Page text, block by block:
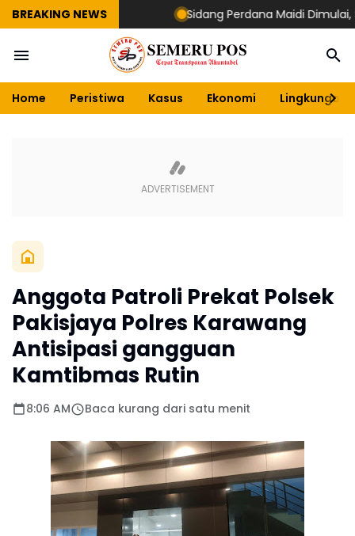
BREAKING NEWS Sidang Perdana Maidi Dimulai,
Home Peristiwa Kasus Ekonomi Lingkungan
Anggota Patroli Prekat Polsek
Pakisjaya Polres Karawang
Antisipasi gangguan
Kamtibmas Rutin
8:06 AM Baca kurang dari satu menit